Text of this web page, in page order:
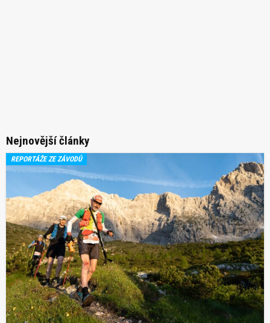
Nejnovější články
REPORTÁŽE ZE ZÁVODŮ